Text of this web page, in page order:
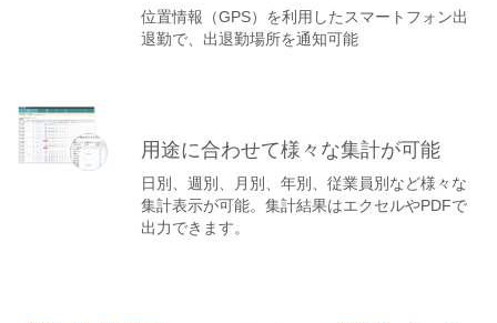
位置情報（GPS）を利用したスマートフォン出
退勤で、出退勤場所を通知可能
用途に合わせて様々な集計が可能
日別、週別、月別、年別、従業員別など様々な
集計表示が可能。集計結果はエクセルやPDFで
出力できます。